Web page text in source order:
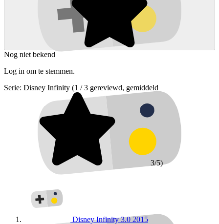
Nog niet bekend
Log in om te stemmen.
Serie: Disney Infinity (1 / 3 gereviewd, gemiddeld
3/5)
Disney Infinity 3.02015